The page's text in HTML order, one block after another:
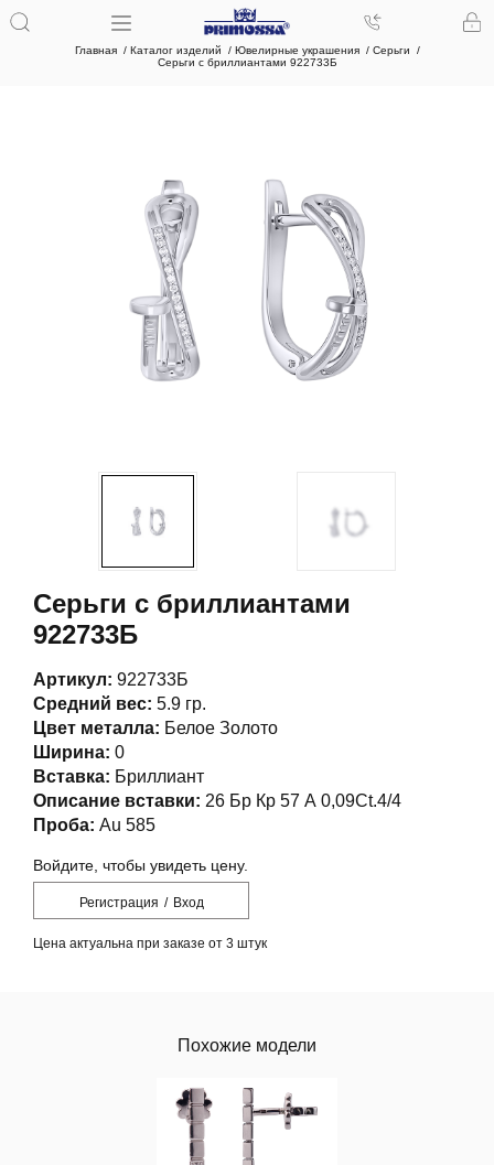
Главная Каталог изделий Ювелирные украшения
Серьги
Серьги с бриллиантами 922733Б
Серьги с бриллиантами
922733Б
Артикул: 922733Б
Средний вес: 5.9 гр.
Цвет металла: Белое Золото
Ширина: 0
Вставка: Бриллиант
Описание вставки: 26 Бр Кр 57 А 0,09Ct.4/4
Проба: Au 585
Войдите, чтобы увидеть цену.
Регистрация / Вход
Цена актуальна при заказе от 3 штук
Похожие модели